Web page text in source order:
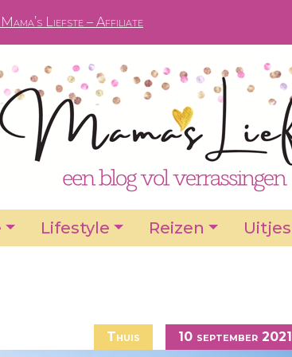
Liefste – Affiliate
Lifestyle Reizen Uitjes
Thuis 10 september 2021